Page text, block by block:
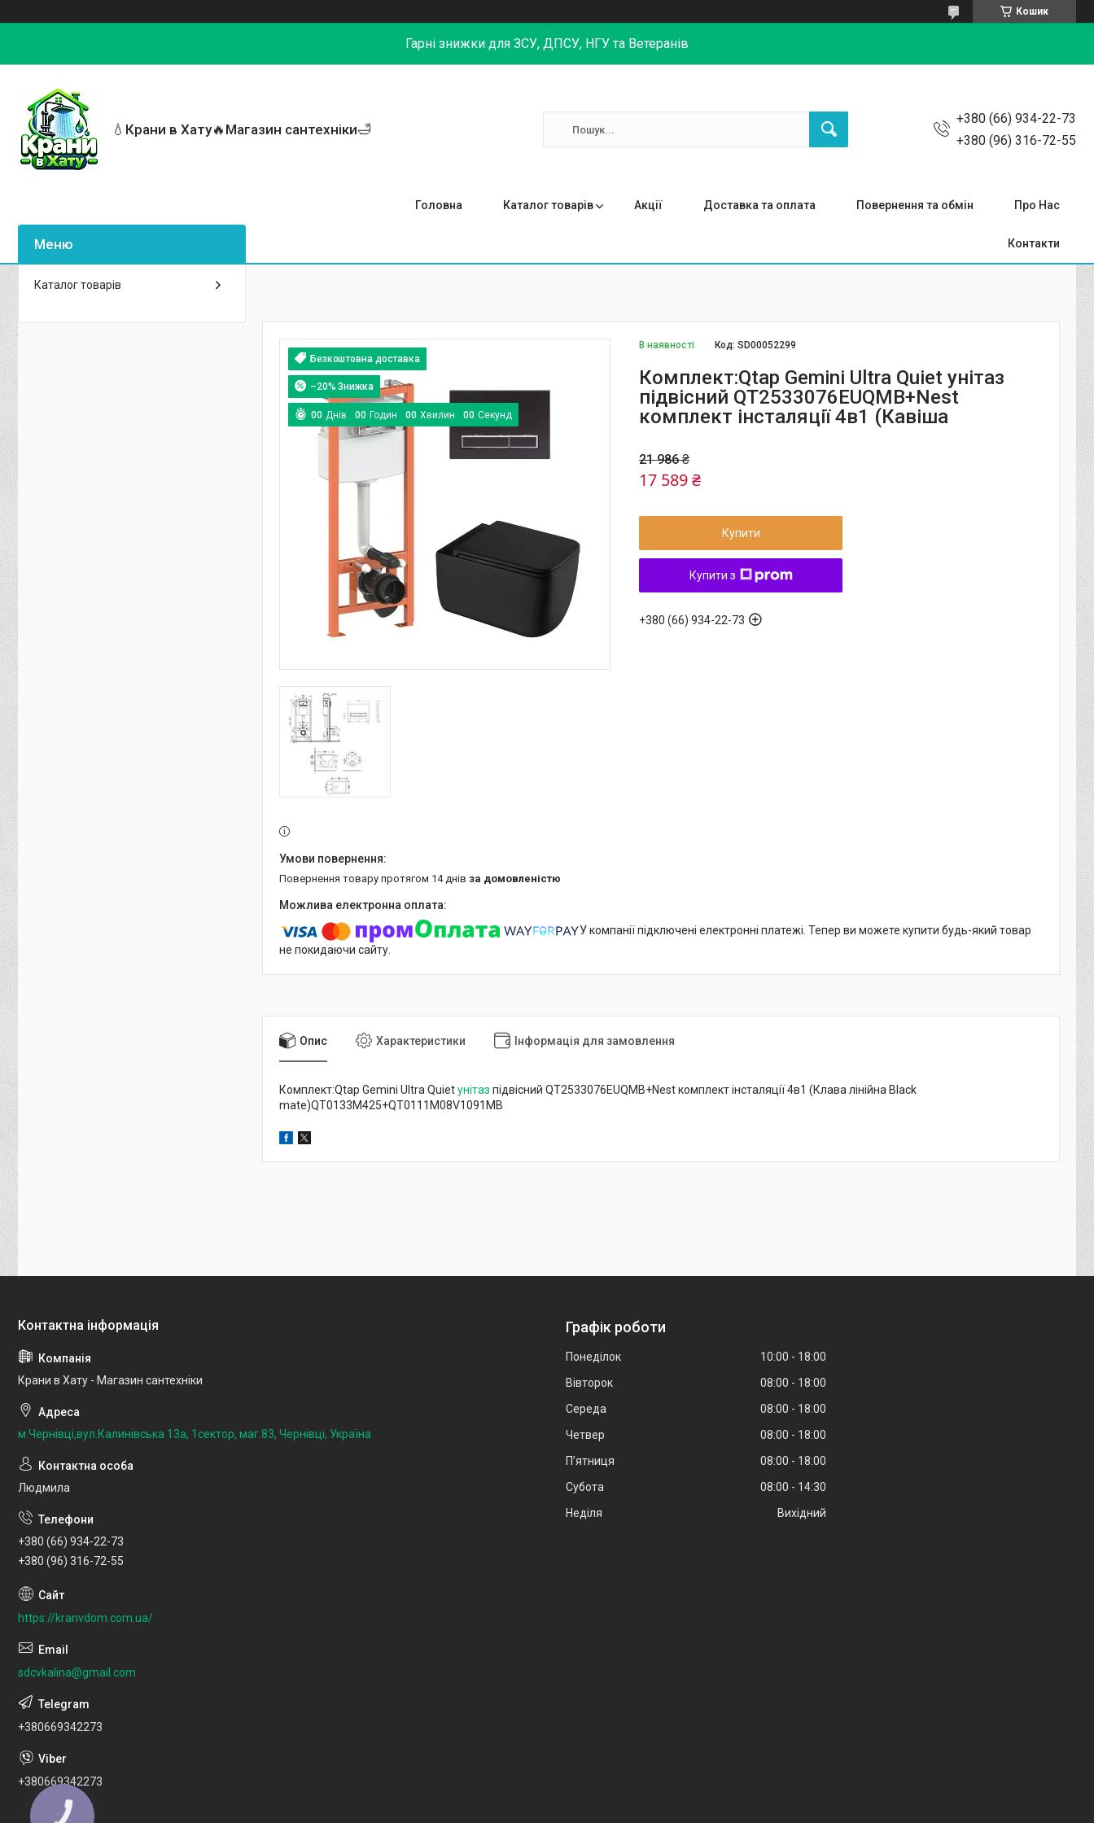
Кошик
Гарні знижки для ЗСУ, ДПСУ, НГУ та Ветеранів
💧Крани в Хату🔥Магазин сантехніки🛁
+380 (66) 934-22-73
+380 (96) 316-72-55
Головна Каталог товарів Акції Доставка та оплата Повернення та обмін Про Нас
Контакти
Безкоштовна доставка
–20%
00 Днів 00 Годин 00 Хвилин 00 Секунд
В наявності Код:SD00052299
Комплект:Qtap Gemini Ultra Quiet унітаз
підвісний QT2533076EUQMB+Nest
комплект інсталяції 4в1 (Кавіша
21 986 ₴
17 589 ₴
Купити
Купити з
+380 (66) 934-22-73
повернення товару протягом 14 днів за домовленістю
У компанії підключені електронні платежі. Тепер ви можете купити будь-який товар
не покидаючи сайту.
Опис Характеристики Інформація для замовлення
Комплект:Qtap Gemini Ultra Quietунітаз підвісний QT2533076EUQMB+Nest комплект інсталяції 4в1 (Клава лінійна Black
mate)QT0133M425+QT0111M08V1091MB
Каталог товарів
Крани в Хату - Магазин сантехніки
м.Чернівці,вул.Калинівська 13а, 1сектор, маг.83, Чернівці, Україна
Людмила
+380 (66) 934-22-73
+380 (96) 316-72-55
https://kranvdom.com.ua/
sdcvkalina@gmail.com
+380669342273
+380669342273
Графік роботи
Понеділок 10:00
18:00
Вівторок
08:00
18:00
Середа
08:00
18:00
Четвер
08:00
18:00
Пʼятниця
08:00
18:00
Субота
08:00
14:30
Неділя
Вихідний
КНОПКА
ЗВ'ЯЗКУ